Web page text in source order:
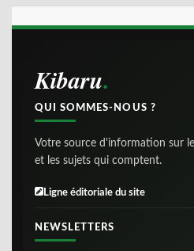
Kibaru
QUI SOMMES-NOUS ?
Votre source d'information sur
et les sujets qui comptent.
Ligne éditoriale du site
NEWSLETTERS